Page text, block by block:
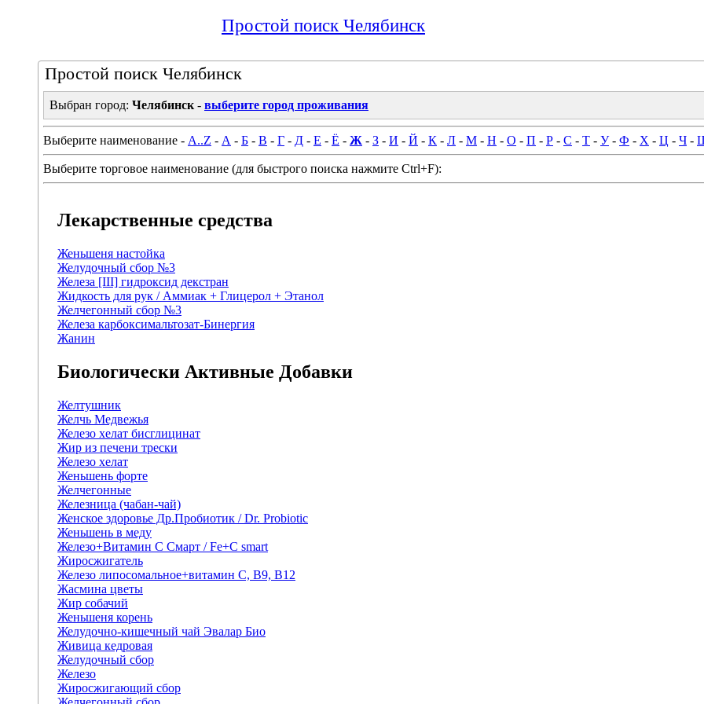
Простой поиск Челябинск
Простой поиск Челябинск
Выбран город: Челябинск - выберите город проживания
Выберите наименование - A..Z - А - Б - В - Г - Д - Е - Ё - Ж - З - И - Й - К - Л - М - Н - О - П - Р - С - Т - У- Ф - Х - Ц - Ч -
Выберите торговое наименование (для быстрого поиска нажмите Ctrl+F):
Лекарственные средства
Женьшеня настойка
Желудочный сбор №3
Железа [III] гидроксид декстран
Жидкость для рук / Аммиак + Глицерол + Этанол
Желчегонный сбор №3
Железа карбоксимальтозат-Бинергия
Жанин
Биологически Активные Добавки
Желтушник
Желчь Медвежья
Железо хелат бисглицинат
Жир из печени трески
Железо хелат
Женьшень форте
Желчегонные
Железница (чабан-чай)
Женское здоровье Др.Пробиотик / Dr. Probiotic
Женьшень в меду
Железо+Витамин С Смарт / Fe+C smart
Жиросжигатель
Железо липосомальное+витамин С, В9, В12
Жасмина цветы
Жир собачий
Женьшеня корень
Желудочно-кишечный чай Эвалар Био
Живица кедровая
Желудочный сбор
Железо
Жиросжигающий сбор